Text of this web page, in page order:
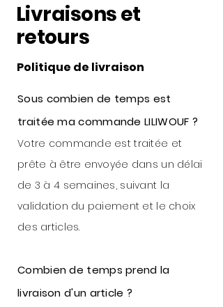
Livraisons et
retours
Politique de livraison
Sous combien de temps est
traitée ma commande LILIWOUF ?
Votre commande est traitée et
prête à être envoyée dans un délai
de 3 à 4 semaines, suivant la
validation du paiement et le choix
des articles.
Combien de temps prend la
livraison d'un article ?